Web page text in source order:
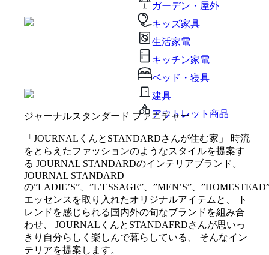
ガーデン・屋外
キッズ家具
生活家電
キッチン家電
ベッド・寝具
建具
アウトレット商品
ジャーナルスタンダード ファニチャー
「JOURNALくんとSTANDARDさんが住む家」 時流
をとらえたファッションのようなスタイルを提案す
る JOURNAL STANDARDのインテリアブランド。
JOURNAL STANDARD
の”LADIE’S”、”L’ESSAGE”、”MEN’S”、
エッセンスを取り入れたオリジナルアイテムと、 ト
レンドを感じられる国内外の旬なブランドを組み合
わせ、 JOURNALくんとSTANDAFRDさんが思いっ
きり自分らしく楽しんで暮らしている、 そんなイン
テリアを提案します。